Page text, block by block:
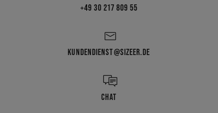
+49 30 217 809 55
KUNDENDIENST@SIZEER.DE
CHAT